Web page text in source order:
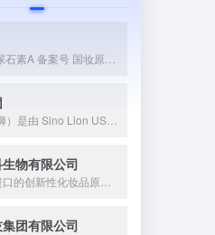
物有限公司
团有限公司